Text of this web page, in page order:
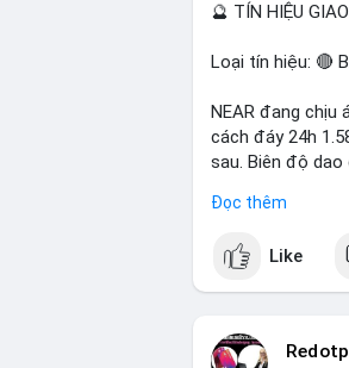
🔮 TÍN HIỆU
Loại tín hiệu: 🔴
NEAR đang chịu
cách đáy 24h
sau. Biên độ
đang tiếp diễn.
Khuyến nghị giao
- Vùng Entry:
- Cắt lỗ (Stop
Đọc thêm
Like